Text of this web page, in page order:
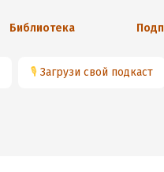
Библиотека
🎙 Загрузи свой подкаст